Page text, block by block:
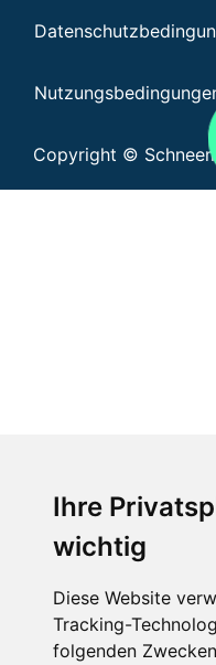
Ihre
wichtig
Diese Website
Tracking-
folgenden
Copyright ©